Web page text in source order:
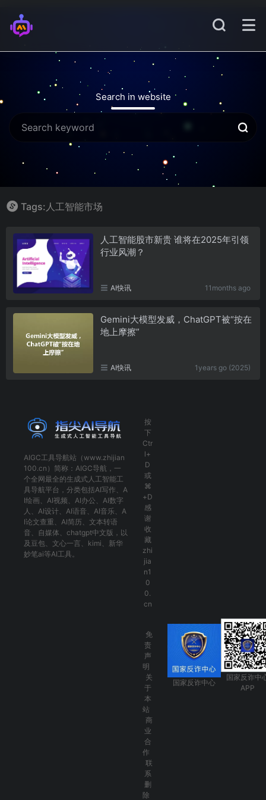
Search in website
Tags:人工智能市场
人工智能股市新贵 谁将在2025年引领
行业风潮？
AI快讯 11months ago
Gemini大模型发威，ChatGPT被“按在
地上摩擦”
AI快讯 1years go (2025)
AIGC工具导航站（www.zhijian
100.cn）简称： AIGC导航 ，一
个全网最全的生成式人工智能工
具导航平台，分类包括AI写作 、 A
I绘画 、 AI视频 、 AI办公 、 AI数字
人 、 AI设计、 AI语音、 AI音乐、 A
I论文查重 、 AI简历 、 文本转语
音、 自媒体 、 chatgpt中文版 ，以
及 豆包、 文心一言 、 kimi 、 新华
妙笔ai等AI工具。
按
下
Ctr
l+
D
或
⌘
+D
感
谢
收
藏
zhi
jia
n1
0
0.
cn
免
责
声
明
关
于
本
站
商
业
合
作
联
系
删
除
国家反诈中心
国家反诈中
APP